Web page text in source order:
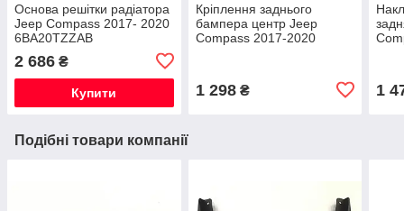
Основа решітки радіатора
Jeep Compass 2017- 2020
6BA20TZZAB
2 686 ₴
Купити
Кріплення заднього
бампера центр Jeep
Compass 2017-2020
1 298₴ 1
Подібні товари компанії